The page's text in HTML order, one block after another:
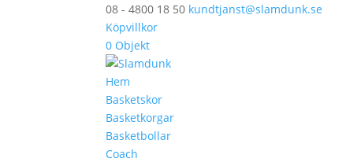
08 - 4800 18 50 kundtjanst@slamdunk.se
Köpvillkor
0 Objekt
Hem
Basketskor
Basketkorgar
Basketbollar
Coach